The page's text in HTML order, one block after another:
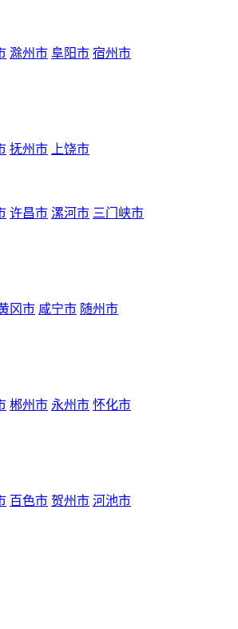
滁州市 阜阳市 宿州市
抚州市 上饶市
许昌市 漯河市 三门峡市
冈市 咸宁市 随州市
郴州市 永州市 怀化市
百色市 贺州市 河池市